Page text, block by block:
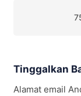
Tinggalkan
Alamat email